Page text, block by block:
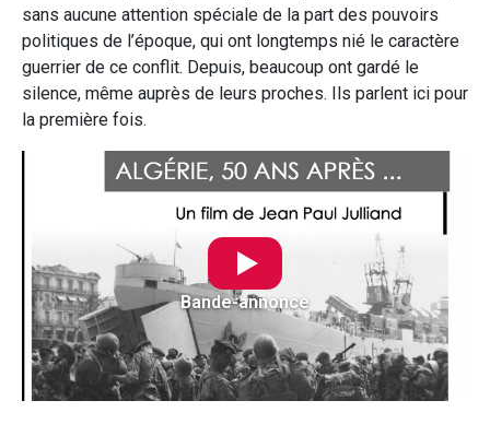
sans aucune attention spéciale de la part des pouvoirs
politiques de l’époque, qui ont longtemps nié le caractère
guerrier de ce conflit. Depuis, beaucoup ont gardé le
silence, même auprès de leurs proches. Ils parlent ici pour
la première fois.
Bande-annonce